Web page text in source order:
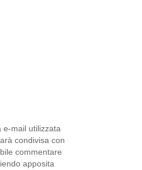
e-mail utilizzata
condivisa con
commentare
apposita